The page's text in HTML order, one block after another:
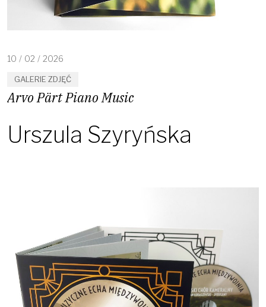
10 / 02 / 2026
GALERIE ZDJĘĆ
Arvo Pärt Piano Music
Urszula Szyryńska